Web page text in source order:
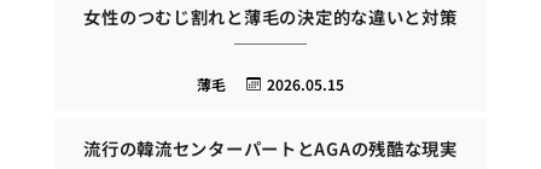
女性のつむじ割れと薄毛の決定的な違いと対策
2026.05.15
薄毛
流行の韓流センターパートとAGAの残酷な現実